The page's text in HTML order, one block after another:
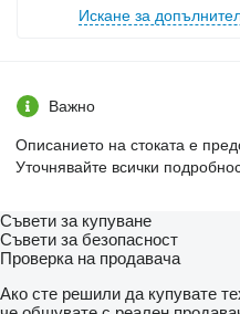
Искане за
Важно
Описанието на стоката е
Уточнявайте всички
Съвети за купуване
Съвети за безопасност
Проверка на продавача
Ако сте решили да купувате